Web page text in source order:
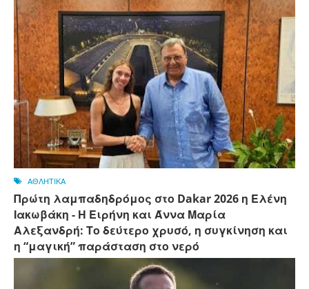
ΑΘΛΗΤΙΚΑ
Πρώτη λαμπαδηδρόμος στο Dakar 2026 η Ελένη
Ιακωβάκη - Η Ειρήνη και Άννα Μαρία
Αλεξανδρή: Το δεύτερο χρυσό, η συγκίνηση και
η “μαγική” παράσταση στο νερό